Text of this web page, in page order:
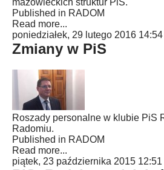
mazowieckich struktur PiS.
Published in RADOM
Read more...
poniedziałek, 29 lutego 2016 14:54
Zmiany w PiS
Roszady personalne w klubie PiS
Radomiu.
Published in RADOM
Read more...
piątek, 23 października 2015 12:51